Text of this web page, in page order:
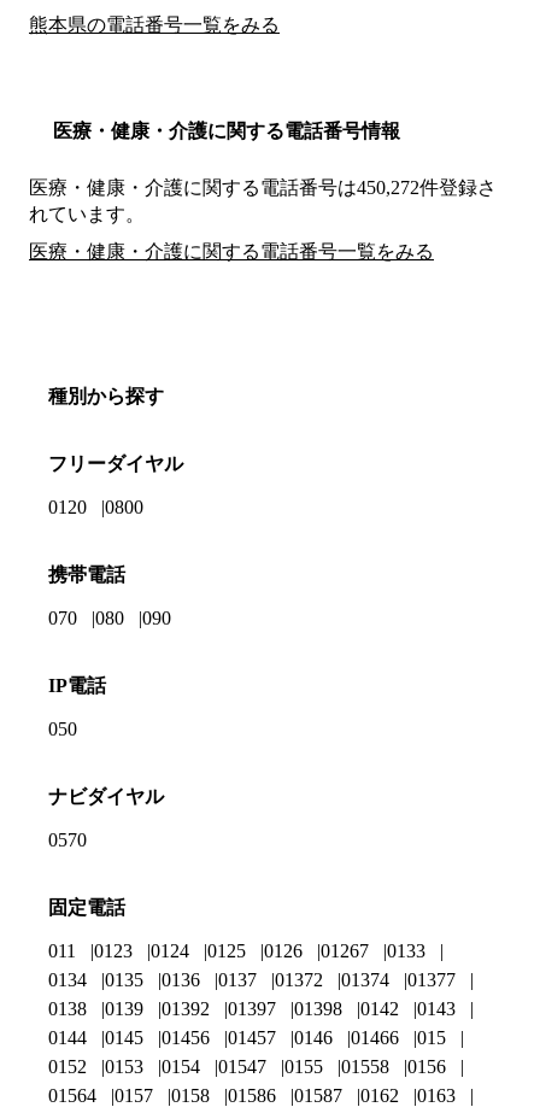
熊本県の電話番号一覧をみる
医療・健康・介護に関する電話番号情報
医療・健康・介護に関する電話番号は450,272件登録さ
れています。
医療・健康・介護に関する電話番号一覧をみる
種別から探す
フリーダイヤル
0120 0800
携帯電話
070 080 090
IP電話
050
ナビダイヤル
0570
固定電話
011 0123 0124 0125 0126 01267
0133
0134
0135 0136 0137 01372 01374
01377
0138
0139 01392 01397 01398 0142
0143
0144
0145 01456 01457 0146 01466
015
0152
0153 0154 01547 0155 01558
0156
01564
0157 0158 01586 01587 0162 0163